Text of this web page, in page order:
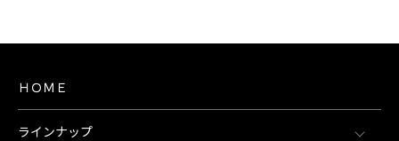
ＨＯＭＥ
ラインナップ